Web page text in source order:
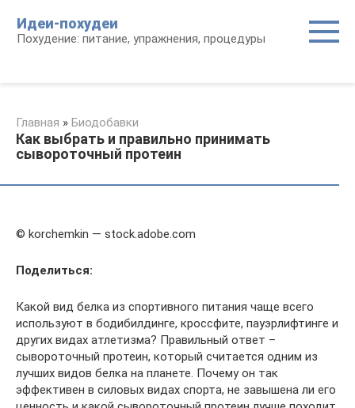
контенту
Идеи-похудеи
Похудение: питание, упражнения, процедуры
Главная » Биодобавки
Как выбрать и правильно принимать
сывороточный протеин
© korchemkin — stock.adobe.com
Поделиться:
Какой вид белка из спортивного питания чаще всего
используют в бодибилдинге, кроссфите, пауэрлифтинге и
других видах атлетизма? Правильный ответ –
сывороточный протеин, который считается одним из
лучших видов белка на планете. Почему он так
эффективен в силовых видах спорта, не завышена ли его